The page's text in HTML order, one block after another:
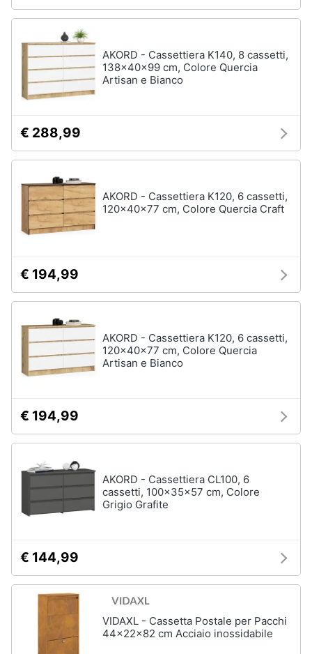
AKORD - Cassettiera K140, 8 cassetti,
138x40x99 cm, Colore Quercia
Artisan e Bianco
€ 288,99
AKORD - Cassettiera K120, 6 cassetti,
120x40x77 cm, Colore Quercia Craft
€ 194,99
AKORD - Cassettiera K120, 6 cassetti,
120x40x77 cm, Colore Quercia
Artisan e Bianco
€ 194,99
AKORD - Cassettiera CL100, 6
cassetti, 100x35x57 cm, Colore
Grigio Grafite
€ 144,99
VIDAXL - Cassetta Postale per Pacchi
44x22x82 cm Acciaio inossidabile